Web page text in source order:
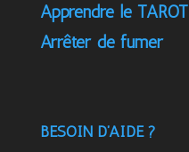
Apprendre le TAROT
Arrêter de fumer
BESOIN D’AIDE ?